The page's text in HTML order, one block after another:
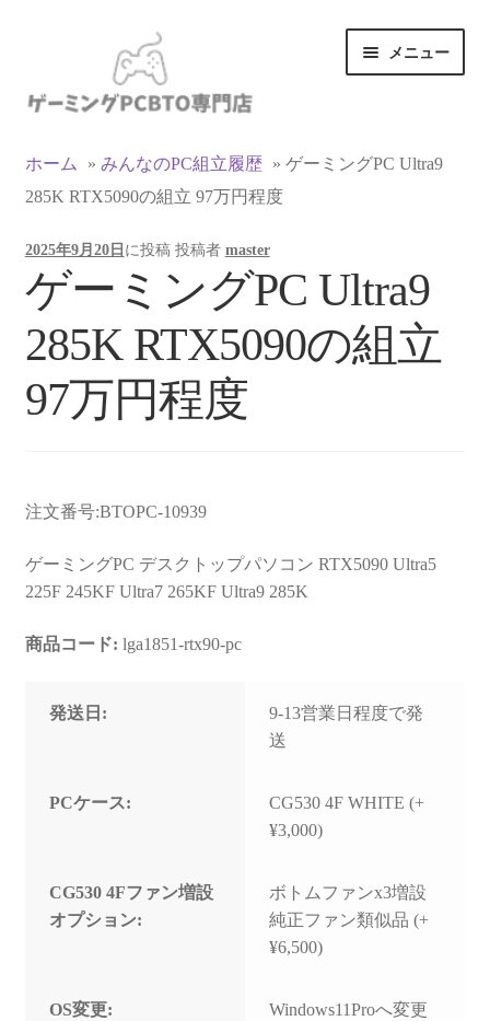
ゲ
ョ
ン
ス
キ
ッ
プ
テ
へ
ス
ッ
プ
メニュー
マイアカウント
支払い
お買い物カゴ
お買い物ガイド
ホーム » みんなのPC組立履歴 » ゲーミングPC Ultra9
285K RTX5090の組立 97万円程度
2025年9月20日 に投稿 投稿者 master
ゲーミングPC Ultra9
285K RTX5090の組立
97万円程度
注文番号:BTOPC-10939
ゲーミングPC デスクトップパソコン RTX5090 Ultra5
225F 245KF Ultra7 265KF Ultra9 285K
商品コード: lga1851-rtx90-pc
発送日:
9-13営業日程度で発
送
PCケース:
CG530 4F WHITE (+
¥3,000)
CG530 4Fファン増設
オプション:
ボトムファンx3増設
純正ファン類似品 (+
¥6,500)
OS変更:
Windows11Proへ変更